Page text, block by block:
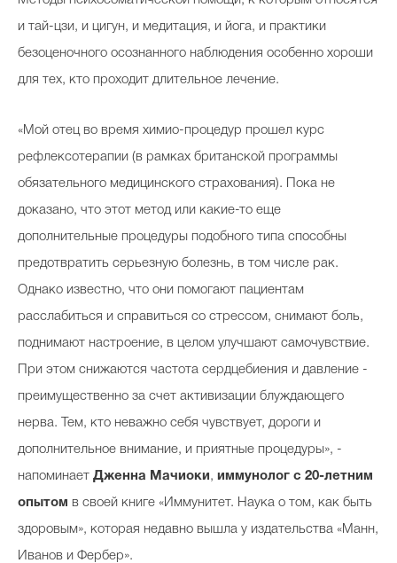
и тай-цзи, и цигун, и медитация, и йога, и практики
безоценочного осознанного наблюдения особенно хороши
для тех, кто проходит длительное лечение.
«Мой отец во время химио-процедур прошел курс
рефлексотерапии (в рамках британской программы
обязательного медицинского страхования). Пока не
доказано, что этот метод или какие-то еще
дополнительные процедуры подобного типа способны
предотвратить серьезную болезнь, в том числе рак.
Однако известно, что они помогают пациентам
расслабиться и справиться со стрессом, снимают боль,
поднимают настроение, в целом улучшают самочувствие.
При этом снижаются частота сердцебиения и давление -
преимущественно за счет активизации блуждающего
нерва. Тем, кто неважно себя чувствует, дороги и
дополнительное внимание, и приятные процедуры», -
напоминает Дженна Мачиоки, иммунолог с 20-летним
опытом в своей книге «Иммунитет. Наука о том, как быть
здоровым», которая недавно вышла у издательства «Манн,
Иванов и Фербер».